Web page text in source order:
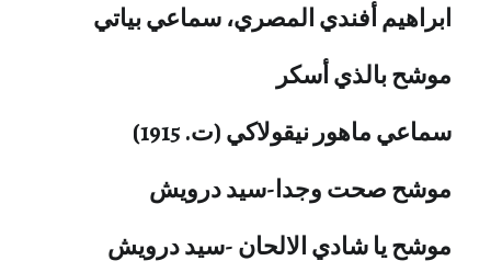
ابراهيم أفندي المصري، سماعي بياتي
موشح بالذي أسكر
سماعي ماهور نيقولاكي (ت. 1915)
موشح صحت وجدا-سيد درويش
موشح يا شادي الالحان -سيد درويش